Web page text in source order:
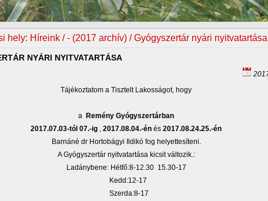
hely: Híreink / - (2017 archív) / Gyógyszertár nyári nyitvatartása
NYÁRI NYITVATARTÁSA
Tájékoztatom a Tisztelt Lakosságot, hogy
a Remény Gyógyszertárban
2017.07.03-tól 07.-ig , 2017.08.04.-én és 2017.08.24.25.-én
Barnáné dr Hortobágyi Ildikó fog helyettesíteni.
A Gyógyszertár nyitvatartása kicsit változik.:
Ladánybene: Hétfő:8-12.30 15.30-17
Kedd:12-17
Szerda:8-17